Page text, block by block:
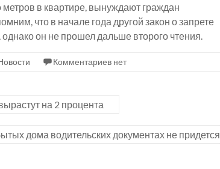
метров в квартире, вынуждают граждан
что в начале года другой закон о запрете
он не прошел дальше второго чтения.
Комментариев нет
на 2 процента
дома водительских документах не придется